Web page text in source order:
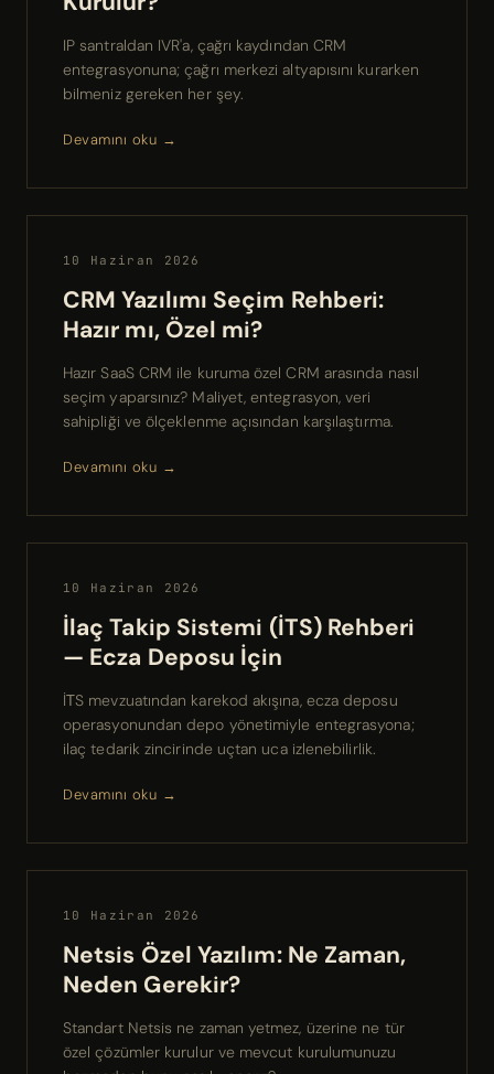
IP santraldan IVR'a, çağrı kaydından CRM
entegrasyonuna; çağrı merkezi altyapısını kurarken
bilmeniz gereken her şey.
Devamını oku →
10 Haziran 2026
CRM Yazılımı Seçim Rehberi:
Hazır mı, Özel mi?
Hazır SaaS CRM ile kuruma özel CRM arasında nasıl
seçim yaparsınız? Maliyet, entegrasyon, veri
sahipliği ve ölçeklenme açısından karşılaştırma.
Devamını oku →
10 Haziran 2026
İlaç Takip Sistemi (İTS) Rehberi
— Ecza Deposu İçin
İТS mevzuatından karekod akışına, ecza deposu
operasyonundan depo yönetimiyle entegrasyona;
ilaç tedarik zincirinde uçtan uca izlenebilirlik.
Devamını oku →
10 Haziran 2026
Netsis Özel Yazılım: Ne Zaman,
Neden Gerekir?
Standart Netsis ne zaman yetmez, üzerine ne tür
özel çözümler kurulur ve mevcut kurulumunuzu